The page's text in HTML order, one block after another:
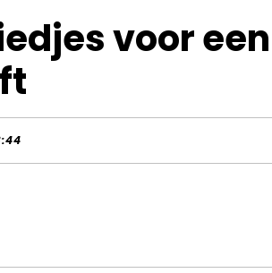
voor een